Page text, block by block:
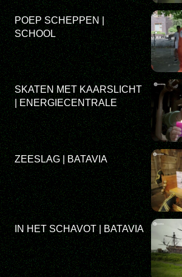
POEP SCHEPPEN |
SCHOOL
SKATEN MET KAARSLICHT
| ENERGIECENTRALE
ZEESLAG | BATAVIA
IN HET SCHAVOT | BATAVIA